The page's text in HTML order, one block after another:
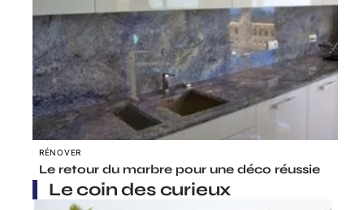
RÉNOVER
Le retour du marbre pour une déco réussie
Le coin des curieux